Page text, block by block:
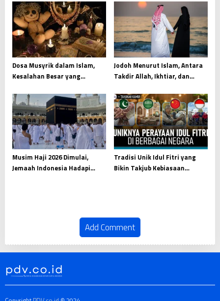
Dosa Musyrik dalam Islam,
Kesalahan Besar yang
Hati
Jodoh Menurut Islam, Antara
Takdir Allah, Ikhtiar, dan
Musim Haji 2026 Dimulai,
Jemaah Indonesia Hadapi
Tradisi Unik Idul Fitri yang
Bikin Takjub Kebiasaan
Add Comment